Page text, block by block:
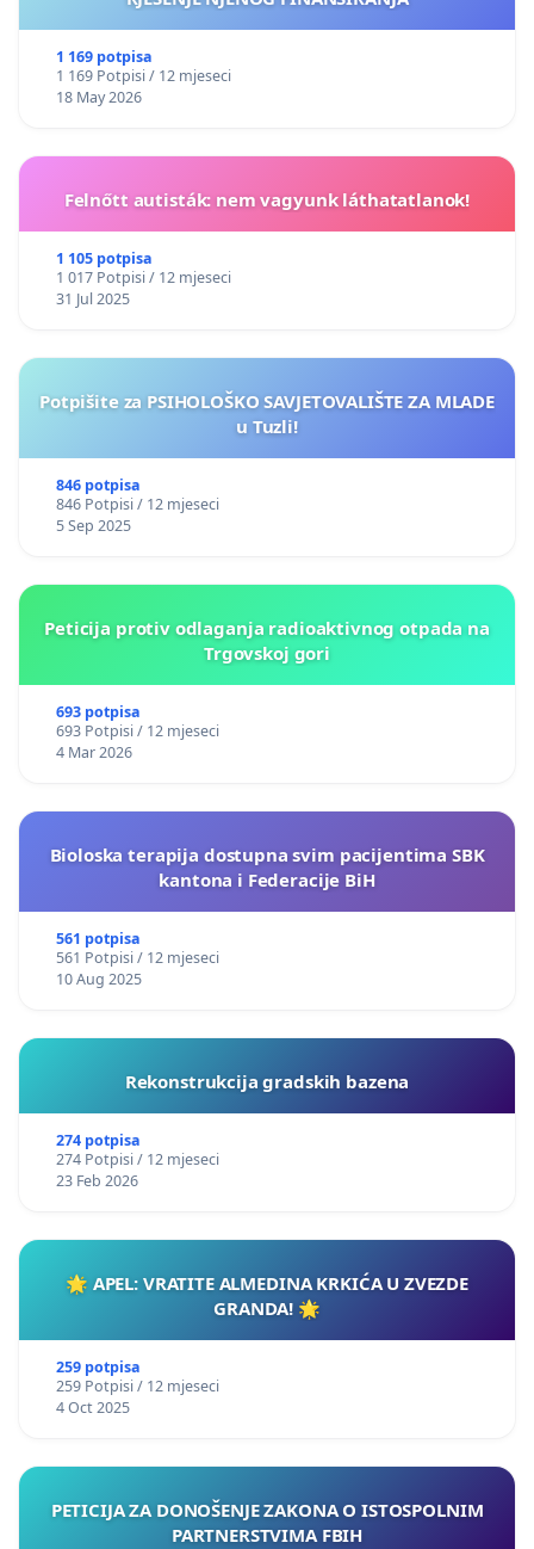
1 169 potpisa
1 169 Potpisi / 12 mjeseci
18 May 2026
Felnőtt autisták: nem vagyunk láthatatlanok!
1 105 potpisa
1 017 Potpisi / 12 mjeseci
31 Jul 2025
Potpišite za PSIHOLOŠKO SAVJETOVALIŠTE ZA MLADE
u Tuzli!
846 potpisa
846 Potpisi / 12 mjeseci
5 Sep 2025
Peticija protiv odlaganja radioaktivnog otpada na
Trgovskoj gori
693 potpisa
693 Potpisi / 12 mjeseci
4 Mar 2026
Bioloska terapija dostupna svim pacijentima SBK
kantona i Federacije BiH
561 potpisa
561 Potpisi / 12 mjeseci
10 Aug 2025
Rekonstrukcija gradskih bazena
274 potpisa
274 Potpisi / 12 mjeseci
23 Feb 2026
🌟 APEL: VRATITE ALMEDINA KRKIĆA U ZVEZDE
GRANDA! 🌟
259 potpisa
259 Potpisi / 12 mjeseci
4 Oct 2025
PETICIJA ZA DONOŠENJE ZAKONA O ISTOSPOLNIM
PARTNERSTVIMA FBIH